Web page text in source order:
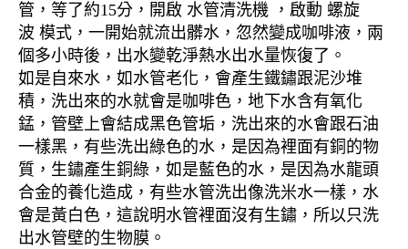
管，等了約15分，開啟 水管清洗機 ，啟動 螺旋
波 模式，一開始就流出髒水，忽然變成咖啡液，兩
個多小時後，出水變乾淨熱水出水量恢復了。
如是自來水，如水管老化，會產生鐵鏽跟泥沙堆
積，洗出來的水就會是咖啡色，地下水含有氧化
錳，管壁上會結成黑色管垢，洗出來的水會跟石油
一樣黑，有些洗出綠色的水，是因為裡面有銅的物
質，生鏽產生銅綠，如是藍色的水，是因為水龍頭
合金的養化造成，有些水管洗出像洗米水一樣，水
會是黃白色，這說明水管裡面沒有生鏽，所以只洗
出水管壁的生物膜。